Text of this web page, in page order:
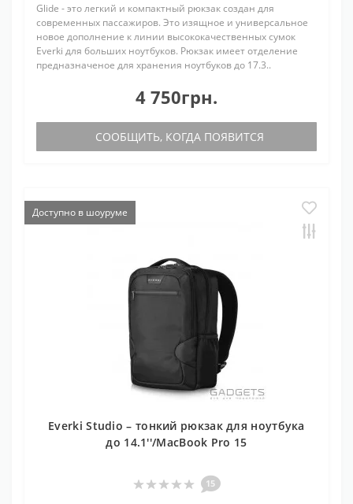
Glide - это легкий и компактный рюкзак создан для
современных пассажиров. Это изящное и универсальное
новое дополнение к линии высококачественных сумок
Everki для больших ноутбуков. Рюкзак имеет отделение
предназначеное для хранения ноутбуков до 17.3..
4 750грн.
СООБЩИТЬ, КОГДА ПОЯВИТСЯ
Доступно в шоуруме
Everki Studio – тонкий рюкзак для ноутбука
до 14.1''/MacBook Pro 15
15